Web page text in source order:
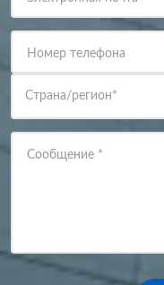
Номер телефона
Страна/регион*
Сообщение *